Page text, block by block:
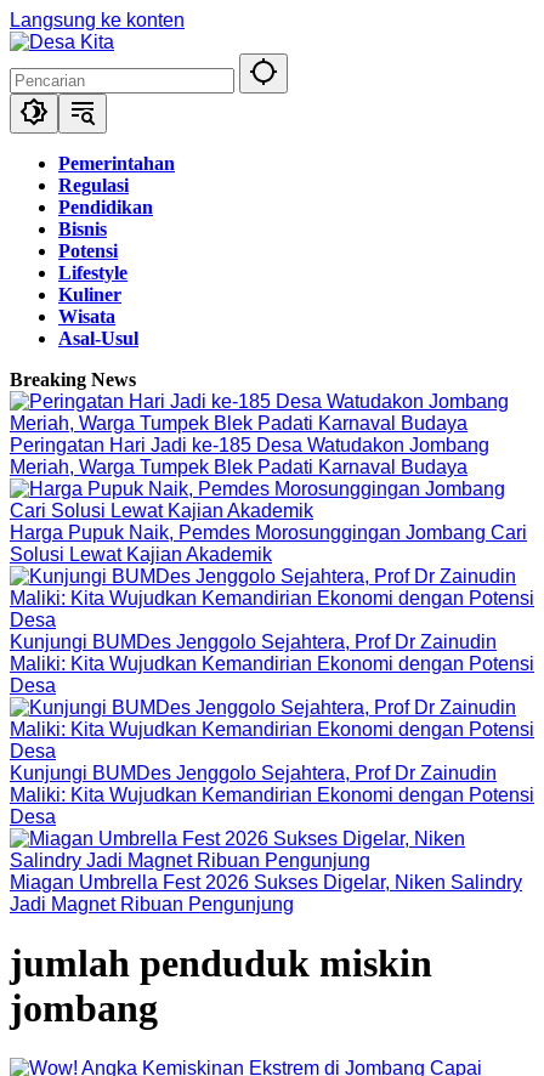
Langsung ke konten
Pemerintahan
Regulasi
Pendidikan
Bisnis
Potensi
Lifestyle
Kuliner
Wisata
Asal-Usul
Breaking News
Peringatan Hari Jadi ke-185 Desa Watudakon Jombang
Meriah, Warga Tumpek Blek Padati Karnaval Budaya
Harga Pupuk Naik, Pemdes Morosunggingan Jombang Cari
Solusi Lewat Kajian Akademik
Kunjungi BUMDes Jenggolo Sejahtera, Prof Dr Zainudin
Maliki: Kita Wujudkan Kemandirian Ekonomi dengan Potensi
Desa
Kunjungi BUMDes Jenggolo Sejahtera, Prof Dr Zainudin
Maliki: Kita Wujudkan Kemandirian Ekonomi dengan Potensi
Desa
Miagan Umbrella Fest 2026 Sukses Digelar, Niken Salindry
Jadi Magnet Ribuan Pengunjung
jumlah penduduk miskin
jombang